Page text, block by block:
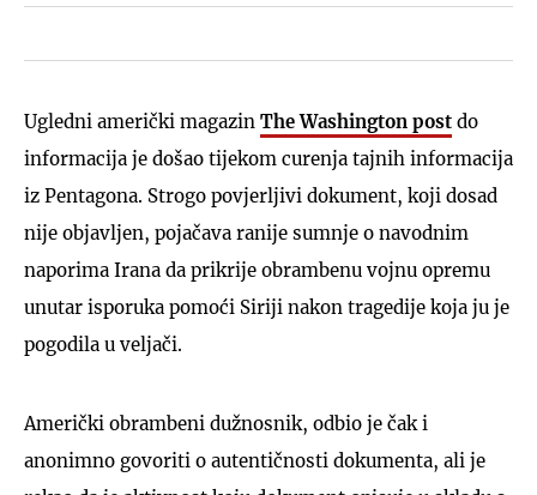
Ugledni američki magazin The Washington post do
informacija je došao tijekom curenja tajnih informacija
iz Pentagona. Strogo povjerljivi dokument, koji dosad
nije objavljen, pojačava ranije sumnje o navodnim
naporima Irana da prikrije obrambenu vojnu opremu
unutar isporuka pomoći Siriji nakon tragedije koja ju je
pogodila u veljači.
Američki obrambeni dužnosnik, odbio je čak i
anonimno govoriti o autentičnosti dokumenta, ali je